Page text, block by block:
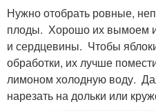
Нужно отобрать ровные,
плоды. Хорошо их вымоем и
и сердцевины. Чтобы
обработки, их лучше
лимоном холодную воду.
нарезать на дольки или